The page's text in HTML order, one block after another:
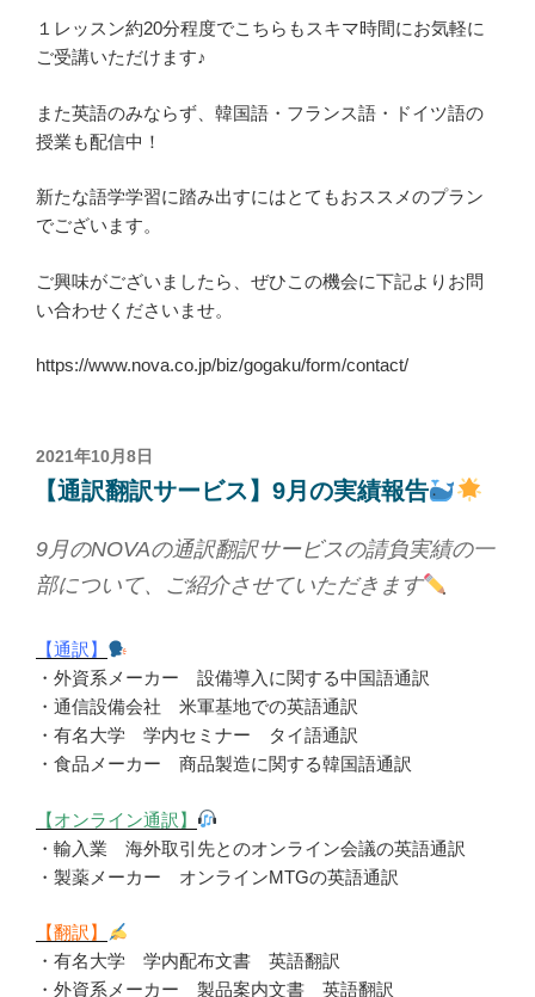
１レッスン約20分程度でこちらもスキマ時間にお気軽に
ご受講いただけます♪
また英語のみならず、韓国語・フランス語・ドイツ語の
授業も配信中！
新たな語学学習に踏み出すにはとてもおススメのプラン
でございます。
ご興味がございましたら、ぜひこの機会に下記よりお問
い合わせくださいませ。
https://www.nova.co.jp/biz/gogaku/form/contact/
投
稿
2021年10月8日
【通訳翻訳サービス】9月の実績報告
9月のNOVAの通訳翻訳サービスの請負実績の一
部について、ご紹介させていただきます
【通訳】
・外資系メーカー 設備導入に関する中国語通訳
・通信設備会社 米軍基地での英語通訳
・有名大学 学内セミナー タイ語通訳
・食品メーカー 商品製造に関する韓国語通訳
【オンライン通訳】
・輸入業 海外取引先とのオンライン会議の英語通訳
・製薬メーカー オンラインMTGの英語通訳
【翻訳】
・有名大学 学内配布文書 英語翻訳
・外資系メーカー 製品案内文書 英語翻訳